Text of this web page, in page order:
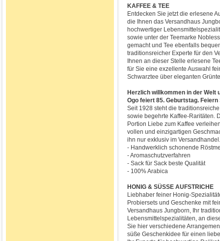
KAFFEE & TEE
Entdecken Sie jetzt die erlesene
die Ihnen das Versandhaus
hochwertiger
sowie unter der Teemarke
gemacht und Tee ebenfalls
traditionsreicher Experte für den
Ihnen an dieser Stelle erlesene
für Sie eine exzellente Auswahl
Schwarztee über eleganten
Herzlich willkommen in der
Ogo feiert 85. Geburtstag. Feiern
Seit 1928 steht die
sowie begehrte Kaffee-Raritäten.
Portion Liebe zum Kaffee
vollen und einzigartigen
ihn nur exklusiv im
- Handwerklich schonende
- Aromaschutzverfahren
- Sack für Sack beste Qualität
- 100% Arabica
HONIG & SÜSSE AUFSTRICHE
Liebhaber feiner Honig-
Probiersets und Geschenke mit
Versandhaus Jungborn, Ihr
Lebensmittelspezialitäten, an
Sie hier verschiedene
süße Geschenkidee für einen